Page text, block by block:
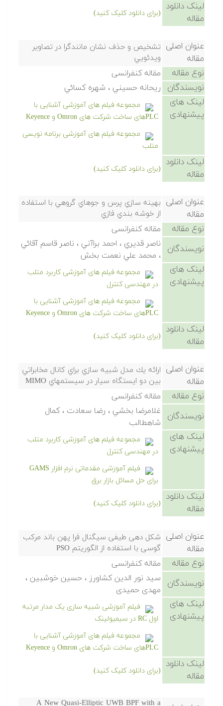
لینک دانلود
مقاله
(برای دانلود کلیک کنید)
عنوان اصلی
مقاله
تشخيص و حذف نشان مانندگرا در تصاوير
ويدئويي
نوع مقاله مقاله کنفرانسی
نویسندگان ريحانه حسيني ، شهره كسائي
لینک های
پیشنهادی
مجموعه فیلم های آموزشی آشنایی با
PLCهای ساخت شرکت های Omron و Keyence
مجموعه فیلم های آموزشی برنامه نویسی
متلب
لینک دانلود
مقاله
(برای دانلود کلیک کنید)
عنوان اصلی
مقاله
بهينه سازي پرس و جوهاي گروهي با استفاده
از خوشه بندي فازي
نوع مقاله مقاله کنفرانسی
نویسندگان
ناصر قديري ، احمد براآني ، ناصر قاسم آقائي
، محمد علي نعمت بخش
لینک های
پیشنهادی
مجموعه فیلم های آموزشی کاربرد متلب
در مهندسی کنترل
مجموعه فیلم های آموزشی آشنایی با
PLCهای ساخت شرکت های Omron و Keyence
لینک دانلود
مقاله
(برای دانلود کلیک کنید)
عنوان اصلی
مقاله
ارائه يك مدل شبيه سازي براي كانال مخابراتي
بين دو ايستگاه سيار در سيستمهاي MIMO
نوع مقاله مقاله کنفرانسی
نویسندگان
غلامرضا بخشي ، رضا سعادت ، كمال
شاهطالب
لینک های
پیشنهادی
مجموعه فیلم های آموزشی کاربرد متلب
در مهندسی کنترل
فیلم آموزشی مقدماتی نرم افزار GAMS
برای حل مسائل بازار برق
لینک دانلود
مقاله
(برای دانلود کلیک کنید)
عنوان اصلی
مقاله
شکل دهی طیفی سیگنال فرا پهن باند مرکب
گوسی با استفاده از الگوریتم PSO
نوع مقاله مقاله کنفرانسی
نویسندگان
سید نور الدین کشاورز ، حسین خوشبین ،
مهدی حمیدی
لینک های
پیشنهادی
فیلم آموزشی شبیه سازی یک مدار مرتبه
اول RC در سیمیولینک
مجموعه فیلم های آموزشی آشنایی با
PLCهای ساخت شرکت های Omron و Keyence
لینک دانلود
مقاله
(برای دانلود کلیک کنید)
A New Quasi-Elliptic UWB BPF with a